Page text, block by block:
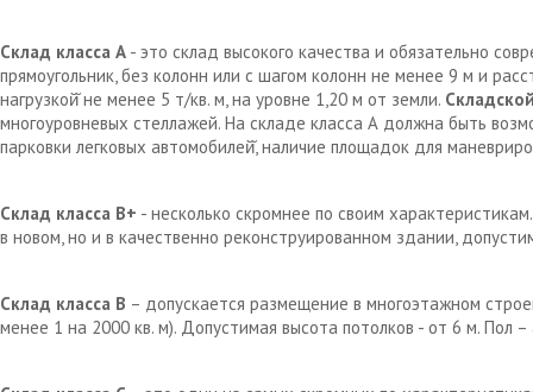
Склад класса А - это склад высокого качества и обязательно
прямоугольник, без колонн или с шагом колонн не менее 9 м и
нагрузкой̆ не менее 5 т/кв. м, на уровне 1,20 м от земли.
многоуровневых стеллажей. На складе класса А должна быть
парковки легковых автомобилей̆, наличие площадок для
Склад класса В+ - несколько скромнее по своим
в новом, но и в качественно реконструированном здании,
Склад класса В – допускается размещение в многоэтажном
менее 1 на 2000 кв. м). Допустимая высота потолков - от 6 м. Пол